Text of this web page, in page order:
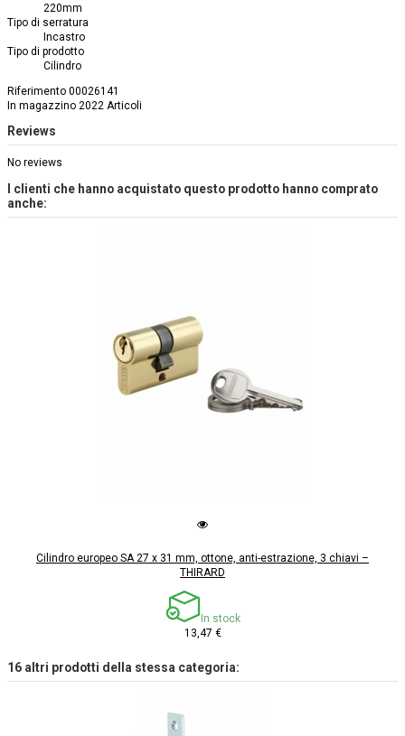
220mm
Tipo di serratura
Incastro
Tipo di prodotto
Cilindro
Riferimento 00026141
In magazzino 2022 Articoli
Reviews
No reviews
I clienti che hanno acquistato questo prodotto hanno comprato
anche:
Cilindro europeo SA 27 x 31 mm, ottone, anti-estrazione, 3 chiavi –
THIRARD
In stock
13,47 €
16 altri prodotti della stessa categoria: